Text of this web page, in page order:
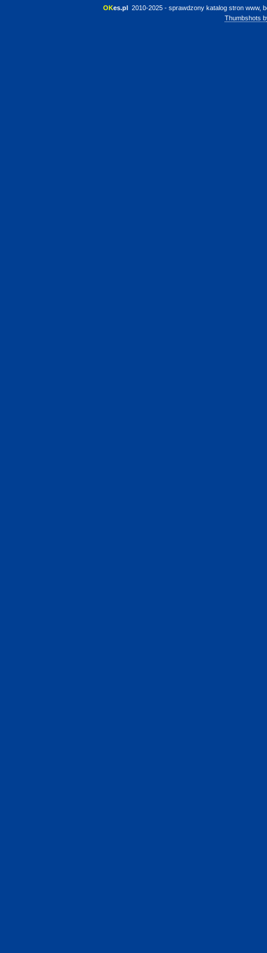
OKes.pl 2010-2025 - sprawdzony katalog stron www,
Thumbshots